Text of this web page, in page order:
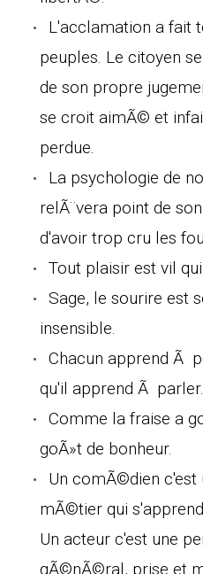
L'acclamation a fait
peuples. Le citoyen
de son propre
se croit aimÃ© et
perdue.
La psychologie de
relÃ¨vera point de
d'avoir trop cru les
Tout plaisir est vil
Sage, le sourire est
insensible.
Chacun apprend Ã
qu'il apprend Ã parler.
Comme la fraise a
goÃ»t de bonheur.
Un comÃ©dien c'est
mÃ©tier qui
Un acteur c'est une
gÃ©nÃ©ral, prise et